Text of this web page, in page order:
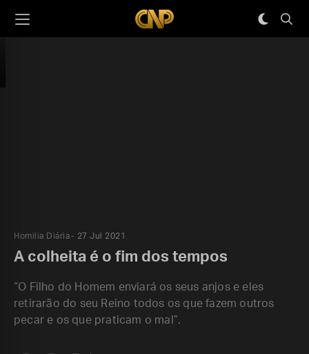
Homilia Diária 27 Jul 2021
A colheita é o fim dos tempos
“O Filho do Homem enviará os seus anjos e eles
retirarão do seu Reino todos os que fazem outros
pecar e os que praticam o mal”.